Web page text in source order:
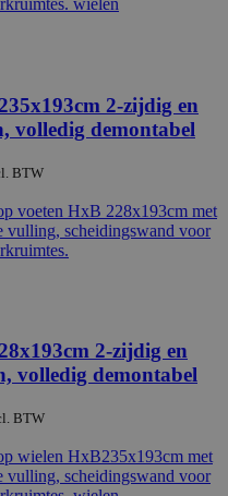
2-zijdig en
volledig demontabel
BTW
2-zijdig en
volledig demontabel
BTW